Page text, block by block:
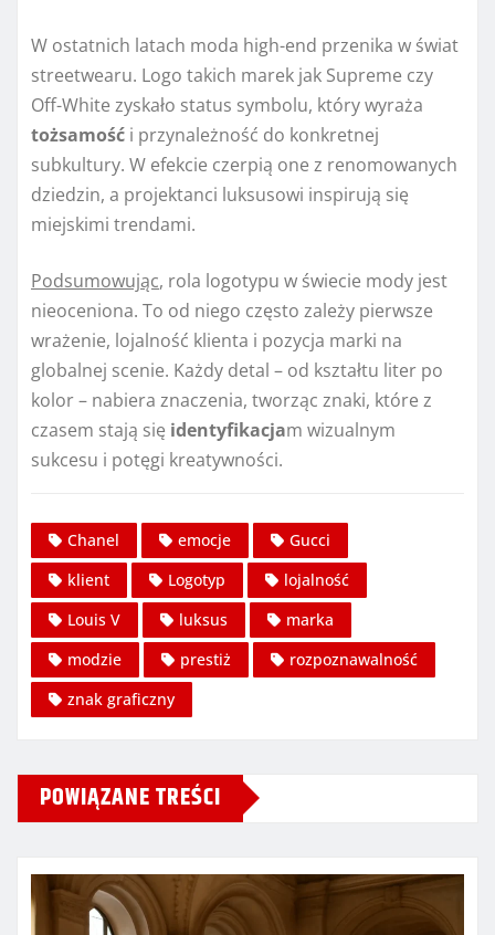
W ostatnich latach moda high-end przenika w świat
streetwearu. Logo takich marek jak Supreme czy
Off-White zyskało status symbolu, który wyraża
tożsamość i przynależność do konkretnej
subkultury. W efekcie czerpią one z renomowanych
dziedzin, a projektanci luksusowi inspirują się
miejskimi trendami.
Podsumowując, rola logotypu w świecie mody jest
nieoceniona. To od niego często zależy pierwsze
wrażenie, lojalność klienta i pozycja marki na
globalnej scenie. Każdy detal – od kształtu liter po
kolor – nabiera znaczenia, tworząc znaki, które z
czasem stają się identyfikacjam wizualnym
sukcesu i potęgi kreatywności.
Chanel emocje
Gucci
klient
Logotyp
lojalność
Louis V
luksus
marka
modzie
prestiż
rozpoznawalność
znak graficzny
POWIĄZANE TREŚCI